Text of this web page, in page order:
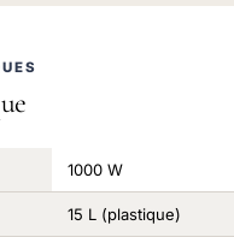
1000 W
15 L (plastique)